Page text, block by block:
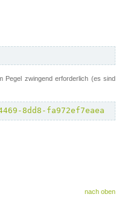
Pegel zwingend erforderlich (es sind
8dd8-fa972ef7eaea
nach oben